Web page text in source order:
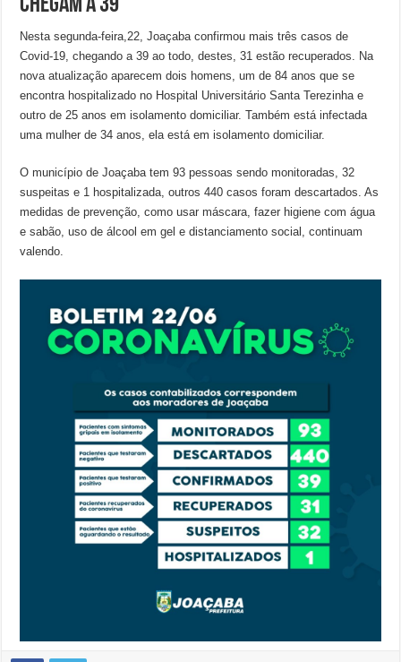
chegam a 39
Nesta segunda-feira,22, Joaçaba confirmou mais três casos de
Covid-19, chegando a 39 ao todo, destes, 31 estão recuperados. Na
nova atualização aparecem dois homens, um de 84 anos que se
encontra hospitalizado no Hospital Universitário Santa Terezinha e
outro de 25 anos em isolamento domiciliar. Também está infectada
uma mulher de 34 anos, ela está em isolamento domiciliar.
O município de Joaçaba tem 93 pessoas sendo monitoradas, 32
suspeitas e 1 hospitalizada, outros 440 casos foram descartados. As
medidas de prevenção, como usar máscara, fazer higiene com água
e sabão, uso de álcool em gel e distanciamento social, continuam
valendo.